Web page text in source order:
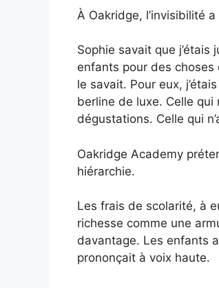
À Oakridge, l’invisibilité
Sophie savait que
enfants pour des choses
le savait. Pour eux,
berline de luxe. Celle qui
dégustations. Celle qui
Oakridge Academy
hiérarchie.
Les frais de scolarité, à
richesse comme une
davantage. Les enfants
prononçait à voix haute.